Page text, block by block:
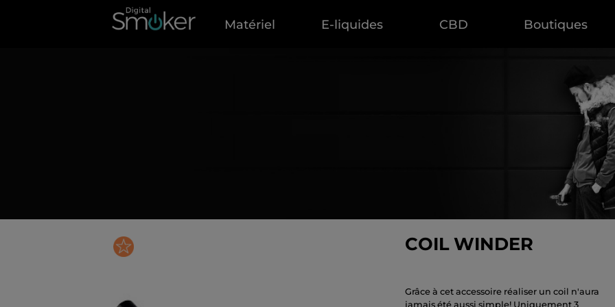
Matériel E-liquides CBD Boutiques
COIL WINDER
Grâce à cet accessoire réaliser un coil n'aura
jamais été aussi simple! Uniquement 3